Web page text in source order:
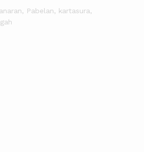
Pabelan, kartasura,